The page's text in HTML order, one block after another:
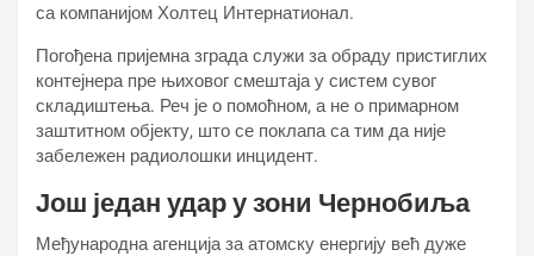
са компанијом Холтец Интернатионал.
Погођена пријемна зграда служи за обраду пристиглих
контејнера пре њиховог смештаја у систем сувог
складиштења. Реч је о помоћном, а не о примарном
заштитном објекту, што се поклапа са тим да није
забележен радиолошки инцидент.
Још један удар у зони Чернобиља
Међународна агенција за атомску енергију већ дуже